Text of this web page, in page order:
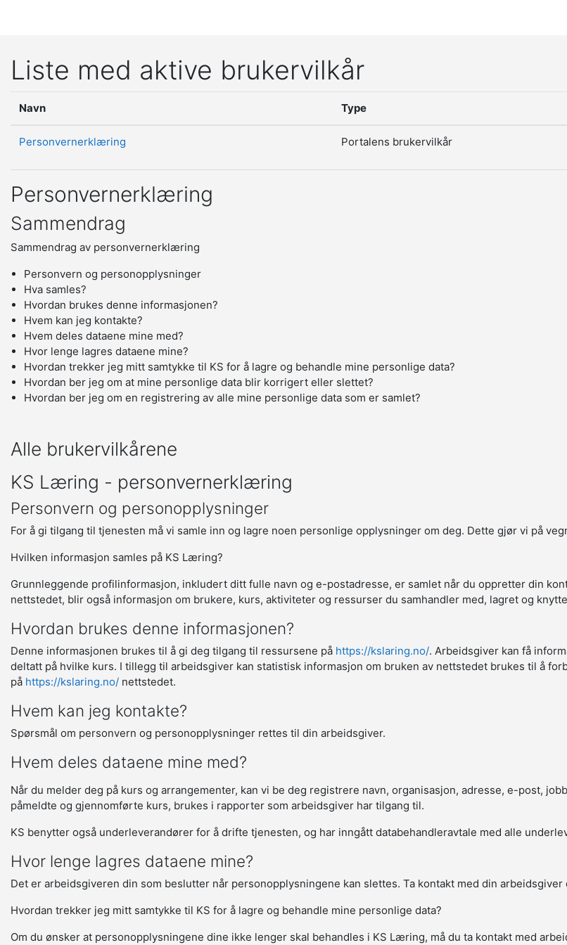
Liste med aktive brukervilkår
Navn Type
Personvernerklæring Portalens brukervilkår
Personvernerklæring
Sammendrag
Sammendrag av personvernerklæring
Personvern og personopplysninger
Hva samles?
Hvordan brukes denne informasjonen?
Hvem kan jeg kontakte?
Hvem deles dataene mine med?
Hvor lenge lagres dataene mine?
Hvordan trekker jeg mitt samtykke til KS for å lagre og behandle mine personlige data?
Hvordan ber jeg om at mine personlige data blir korrigert eller slettet?
Hvordan ber jeg om en registrering av alle mine personlige data som er samlet?
Alle brukervilkårene
KS Læring - personvernerklæring
Personvern og personopplysninger
For å gi tilgang til tjenesten må vi samle inn og lagre noen personlige opplysninger om deg. Dette gjør vi på
Hvilken informasjon samles på KS Læring?
Grunnleggende profilinformasjon, inkludert ditt fulle navn og e-postadresse, er samlet når du oppretter din
nettstedet, blir også informasjon om brukere, kurs, aktiviteter og ressurser du samhandler med, lagret og
Hvordan brukes denne informasjonen?
Denne informasjonen brukes til å gi deg tilgang til ressursene på https://kslaring.no/. Arbeidsgiver kan få
deltatt på hvilke kurs. I tillegg til arbeidsgiver kan statistisk informasjon om bruken av nettstedet brukes til å
på https://kslaring.no/ nettstedet.
Hvem kan jeg kontakte?
Spørsmål om personvern og personopplysninger rettes til din arbeidsgiver.
Hvem deles dataene mine med?
Når du melder deg på kurs og arrangementer, kan vi be deg registrere navn, organisasjon, adresse, e-post,
påmeldte og gjennomførte kurs, brukes i rapporter som arbeidsgiver har tilgang til.
KS benytter også underleverandører for å drifte tjenesten, og har inngått databehandleravtale med alle
Hvor lenge lagres dataene mine?
Det er arbeidsgiveren din som beslutter når personopplysningene kan slettes. Ta kontakt med din
Hvordan trekker jeg mitt samtykke til KS for å lagre og behandle mine personlige data?
Om du ønsker at personopplysningene dine ikke lenger skal behandles i KS Læring, må du ta kontakt med